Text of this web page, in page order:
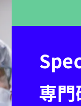
専